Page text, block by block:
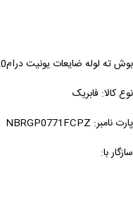
بوش ته لوله ضایعات یونیت درامSHARP AR-420
نوع کالا: فابریک
پارت نامبر: NBRGP0771FCPZ
سازگار با: